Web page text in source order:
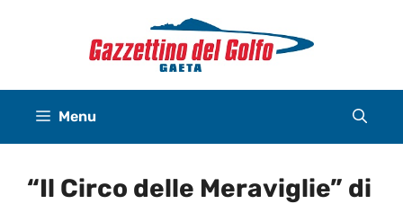
Menu
“Il Circo delle Meraviglie” di